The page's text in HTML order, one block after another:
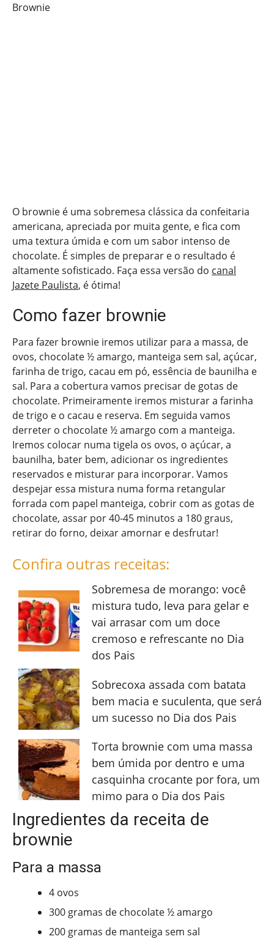
Brownie
O brownie é uma sobremesa clássica da confeitaria
americana, apreciada por muita gente, e fica com
uma textura úmida e com um sabor intenso de
chocolate. É simples de preparar e o resultado é
altamente sofisticado. Faça essa versão do canal
Jazete Paulista, é ótima!
Como fazer brownie
Para fazer brownie iremos utilizar para a massa, de
ovos, chocolate ½ amargo, manteiga sem sal, açúcar,
farinha de trigo, cacau em pó, essência de baunilha e
sal. Para a cobertura vamos precisar de gotas de
chocolate. Primeiramente iremos misturar a farinha
de trigo e o cacau e reserva. Em seguida vamos
derreter o chocolate ½ amargo com a manteiga.
Iremos colocar numa tigela os ovos, o açúcar, a
baunilha, bater bem, adicionar os ingredientes
reservados e misturar para incorporar. Vamos
despejar essa mistura numa forma retangular
forrada com papel manteiga, cobrir com as gotas de
chocolate, assar por 40-45 minutos a 180 graus,
retirar do forno, deixar amornar e desfrutar!
Confira outras receitas:
Sobremesa de morango: você
mistura tudo, leva para gelar e
vai arrasar com um doce
cremoso e refrescante no Dia
dos Pais
Sobrecoxa assada com batata
bem macia e suculenta, que será
um sucesso no Dia dos Pais
Torta brownie com uma massa
bem úmida por dentro e uma
casquinha crocante por fora, um
mimo para o Dia dos Pais
Ingredientes da receita de
brownie
Para a massa
4 ovos
300 gramas de chocolate ½ amargo
200 gramas de manteiga sem sal